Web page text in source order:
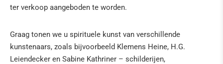
HILDEGARD VAN BINGEN
BOEKEN
NATUURLIJKE GENEESMIDDELEN
ter verkoop aangeboden te worden.
Graag tonen we u spirituele kunst van verschillende
kunstenaars, zoals bijvoorbeeld Klemens Heine, H.G.
Leiendecker en Sabine Kathriner – schilderijen,